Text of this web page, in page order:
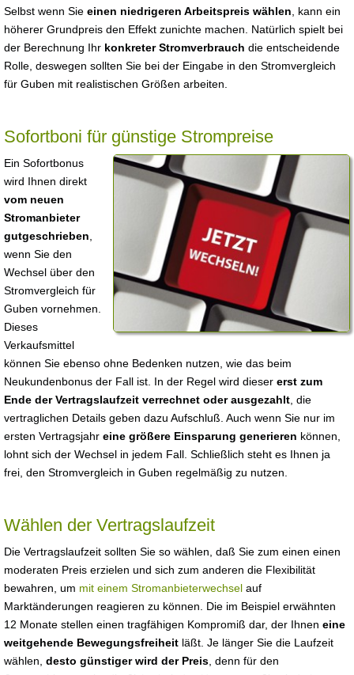
Selbst wenn Sie einen niedrigeren Arbeitspreis wählen , kann ein
höherer Grundpreis den Effekt zunichte machen. Natürlich spielt bei
der Berechnung Ihr konkreter Stromverbrauch die entscheidende
Rolle, deswegen sollten Sie bei der Eingabe in den Stromvergleich
für Guben mit realistischen Größen arbeiten.
Sofortboni für günstige Strompreise
Ein Sofortbonus
wird Ihnen direkt
vom neuen
Stromanbieter
gutgeschrieben
wenn Sie den
Wechsel über den
Stromvergleich für
Guben vornehmen.
Dieses
Verkaufsmittel
können Sie ebenso ohne Bedenken nutzen, wie das beim
Neukundenbonus der Fall ist. In der Regel wird dieser erst zum
Ende der Vertragslaufzeit verrechnet oder ausgezahlt , die
vertraglichen Details geben dazu Aufschluß. Auch wenn Sie nur im
ersten Vertragsjahr eine größere Einsparung generieren können,
lohnt sich der Wechsel in jedem Fall. Schließlich steht es Ihnen ja
frei, den Stromvergleich in Guben regelmäßig zu nutzen.
Wählen der Vertragslaufzeit
Die Vertragslaufzeit sollten Sie so wählen, daß Sie zum einen einen
moderaten Preis erzielen und sich zum anderen die Flexibilität
bewahren, um mit einem Stromanbieterwechsel auf
Marktänderungen reagieren zu können. Die im Beispiel erwähnten
12 Monate stellen einen tragfähigen Kompromiß dar, der Ihnen eine
weitgehende Bewegungsfreiheit läßt. Je länger Sie die Laufzeit
wählen, desto günstiger wird der Preis , denn für den